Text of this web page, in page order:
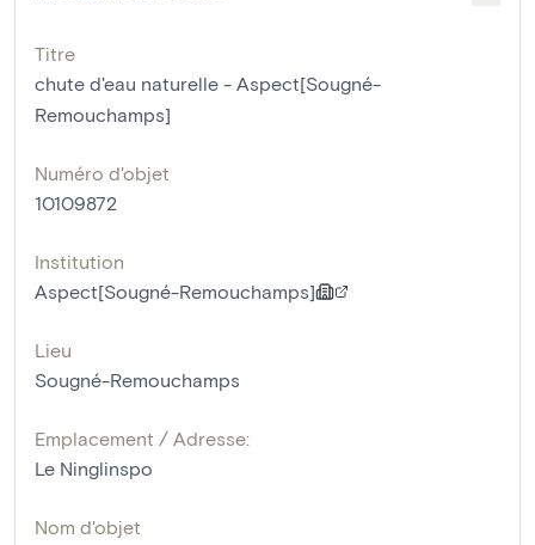
Titre
chute d'eau naturelle - Aspect[Sougné-
Remouchamps]
Numéro d'objet
10109872
Institution
Aspect[Sougné-Remouchamps]
Lieu
Sougné-Remouchamps
Emplacement / Adresse:
Le Ninglinspo
Nom d'objet